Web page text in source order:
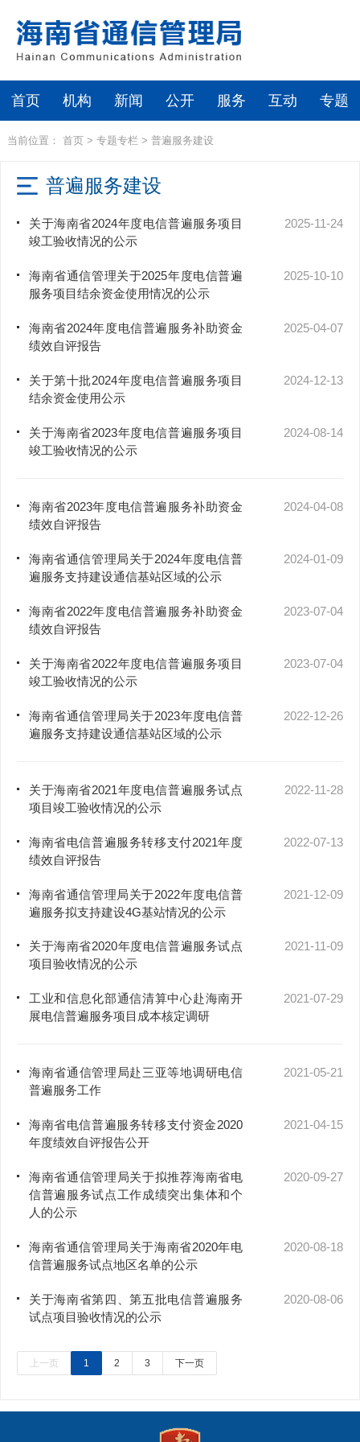
首页 机构 新闻 公开 服务 互动 专题
当前位置： 首页> 专题专栏 > 普遍服务建设
普遍服务建设
关于海南省2024年度电信普遍服务项目
竣工验收情况的公示
2025-11-24
海南省通信管理关于2025年度电信普遍
服务项目结余资金使用情况的公示
2025-10-10
海南省2024年度电信普遍服务补助资金
绩效自评报告
2025-04-07
关于第十批2024年度电信普遍服务项目
结余资金使用公示
2024-12-13
关于海南省2023年度电信普遍服务项目
竣工验收情况的公示
2024-08-14
海南省2023年度电信普遍服务补助资金
绩效自评报告
2024-04-08
海南省通信管理局关于2024年度电信普
遍服务支持建设通信基站区域的公示
2024-01-09
海南省2022年度电信普遍服务补助资金
绩效自评报告
2023-07-04
关于海南省2022年度电信普遍服务项目
竣工验收情况的公示
2023-07-04
海南省通信管理局关于2023年度电信普
遍服务支持建设通信基站区域的公示
2022-12-26
关于海南省2021年度电信普遍服务试点
项目竣工验收情况的公示
2022-11-28
海南省电信普遍服务转移支付2021年度
绩效自评报告
2022-07-13
海南省通信管理局关于2022年度电信普
遍服务拟支持建设4G基站情况的公示
2021-12-09
关于海南省2020年度电信普遍服务试点
项目验收情况的公示
2021-11-09
工业和信息化部通信清算中心赴海南开
展电信普遍服务项目成本核定调研
2021-07-29
海南省通信管理局赴三亚等地调研电信
普遍服务工作
2021-05-21
海南省电信普遍服务转移支付资金2020
年度绩效自评报告公开
2021-04-15
海南省通信管理局关于拟推荐海南省电
信普遍服务试点工作成绩突出集体和个
人的公示
2020-09-27
海南省通信管理局关于海南省2020年电
信普遍服务试点地区名单的公示
2020-08-18
关于海南省第四、第五批电信普遍服务
试点项目验收情况的公示
2020-08-06
上一页 1 2 3 下一页